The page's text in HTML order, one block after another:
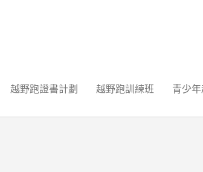
越野跑證書計劃 越野跑訓練班 青少